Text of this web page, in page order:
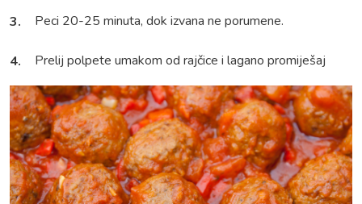
Peci 20-25 minuta, dok izvana ne porumene.
Prelij polpete umakom od rajčice i lagano promiješaj